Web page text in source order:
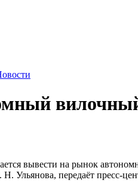
вывести на рынок
Ульянова, передаёт пресс-